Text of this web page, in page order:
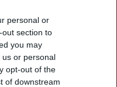
personal or
section to
you may
or personal
opt-out of the
of downstream